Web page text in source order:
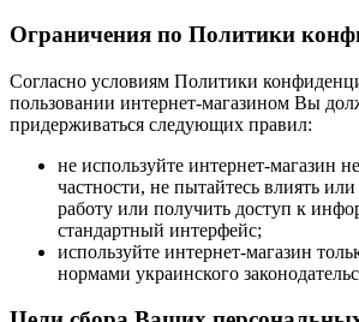
Ограничения по Политики
Согласно условиям Политики
пользовании интернет-магазином Вы
придерживаться следующих правил:
не используйте интернет-магазин
частности, не пытайтесь влиять
работу или получить доступ к
стандартный интерфейс;
используйте интернет-магазин
нормами украинского